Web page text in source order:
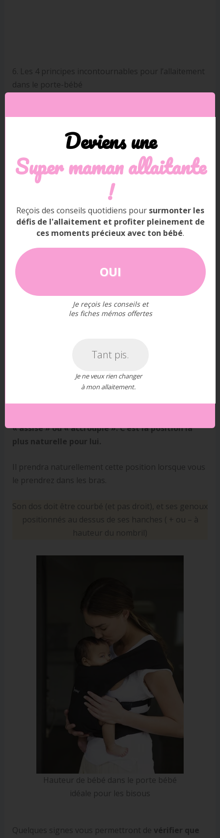
6. Les 4 principes incontournables pour l’allaitement
dans le porte-bébé
La sécurité est la priorité : soutien et respiration
de bébé.
Toujours commencer par mettre bébé en position
droite avant de lui proposer le sein.
La sangle du côté où vous allaitez est toujours
moins serrée que celle du côté où vous n’allaitez
pas.
Quand bébé ne tète plus, repositionnez-le dans
une position confortable.
7. La position de bébé dans le porte bébé :
ergonomie et confort
« assise » ou « accroupie ». C’est la position la
plus naturelle pour lui.
Il prendra naturellement cette position lorsque vous
le prendrez dans les bras.
Son dos doit être courbé (et pas droit), et ses genoux
positionnés au dessus de ses hanches ( + ou – à
hauteur du nombril)
Hauteur de bébé dans le porte bébé
idéale pour les bisous
Quelques signes vous permettront de vérifier que
Deviens une
Super maman allaitante
!
Reçois des conseils quotidiens pour surmonter les
défis de l'allaitement et profiter pleinement de
ces moments précieux avec ton bébé.
OUI
Je reçois les conseils et
les fiches mémos offertes
Tant pis.
Je ne veux rien changer
à mon allaitement.